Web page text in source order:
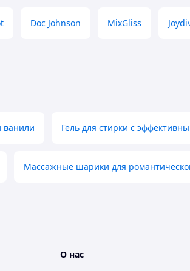
Doc Johnson MixGliss
ванили Гель для стирки с
Массажные шарики для
О нас